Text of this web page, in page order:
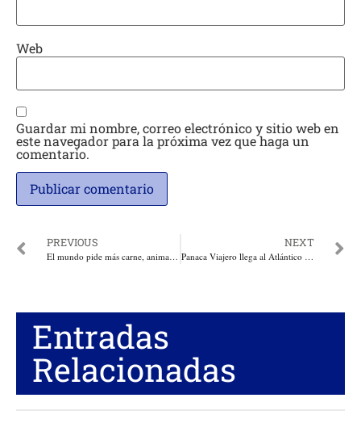
Web
Guardar mi nombre, correo electrónico y sitio web en
este navegador para la próxima vez que haga un
comentario.
PREVIOUS
El mundo pide más carne, animales vivos y lácteos de origen Colombia! Las exportaciones hasta abril totalizaron USD 180,8 millones
NEXT
Panaca Viajero llega al Atlántico para conectar el campo con la ciudad: una experiencia más campestre que nunca
Entradas
Relacionadas